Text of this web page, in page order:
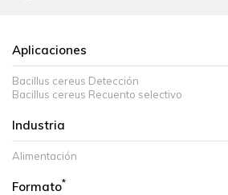
Aplicaciones
Bacillus cereus Detección
Bacillus cereus Recuento selectivo
Industria
Alimentación
Formato*